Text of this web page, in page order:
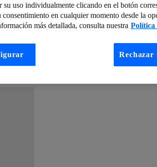
se mueven los trabajadores de Distrito T?
tu estrategia Cloud Computing y Legislación
LAB
La convergencia en
su uso individualmente clicando en el botón
consentimiento en cualquier momento desde la
más detallada, consulta nuestra Política
Rechazar